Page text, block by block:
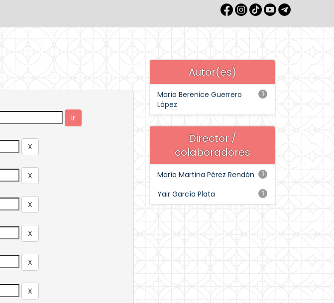
Autor(es)
1
María Berenice Guerrero
López
Director /
colaboradores
1
María Martina Pérez Rendón
1
Yair García Plata